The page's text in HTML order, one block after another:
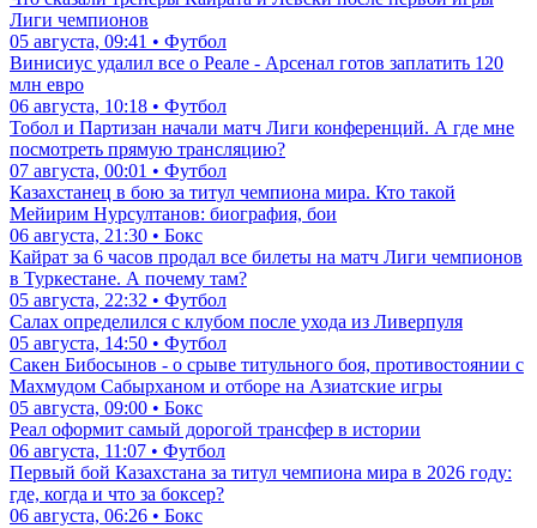
Лиги чемпионов
05 августа, 09:41 • Футбол
Винисиус удалил все о Реале - Арсенал готов заплатить 120
млн евро
06 августа, 10:18 • Футбол
Тобол и Партизан начали матч Лиги конференций. А где мне
посмотреть прямую трансляцию?
07 августа, 00:01 • Футбол
Казахстанец в бою за титул чемпиона мира. Кто такой
Мейирим Нурсултанов: биография, бои
06 августа, 21:30 • Бокс
Кайрат за 6 часов продал все билеты на матч Лиги чемпионов
в Туркестане. А почему там?
05 августа, 22:32 • Футбол
Салах определился с клубом после ухода из Ливерпуля
05 августа, 14:50 • Футбол
Сакен Бибосынов - о срыве титульного боя, противостоянии с
Махмудом Сабырханом и отборе на Азиатские игры
05 августа, 09:00 • Бокс
Реал оформит самый дорогой трансфер в истории
06 августа, 11:07 • Футбол
Первый бой Казахстана за титул чемпиона мира в 2026 году:
где, когда и что за боксер?
06 августа, 06:26 • Бокс